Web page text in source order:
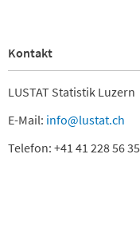
Kontakt
LUSTAT Statistik Luzern
E-Mail: info@lustat.ch
Telefon: +41 41 228 56 35